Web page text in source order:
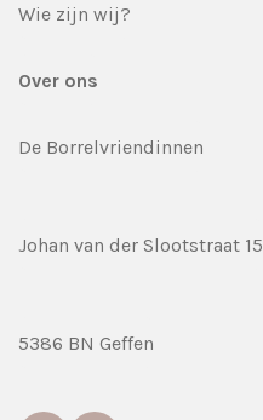
Wie zijn wij?
Over ons
De Borrelvriendinnen
Johan van der Slootstraat 15
5386 BN Geffen